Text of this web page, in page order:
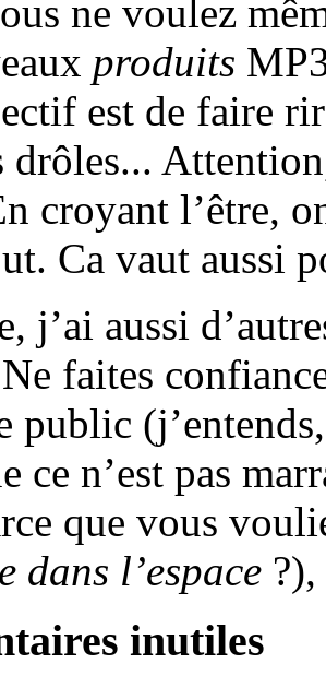
ne voulez
produits
est de faire
drôles...
croyant l’être,
Ca vaut aussi
j’ai aussi
faites
public
ce n’est pas
que vous
dans l’espace
inutiles